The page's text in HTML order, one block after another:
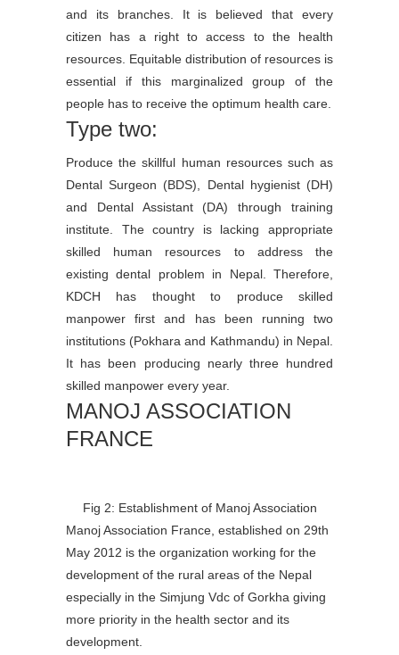
and its branches. It is believed that every
citizen has a right to access to the health
resources. Equitable distribution of resources is
essential if this marginalized group of the
people has to receive the optimum health care.
Type two:
Produce the skillful human resources such as
Dental Surgeon (BDS), Dental hygienist (DH)
and Dental Assistant (DA) through training
institute. The country is lacking appropriate
skilled human resources to address the
existing dental problem in Nepal. Therefore,
KDCH has thought to produce skilled
manpower first and has been running two
institutions (Pokhara and Kathmandu) in Nepal.
It has been producing nearly three hundred
skilled manpower every year.
MANOJ ASSOCIATION
FRANCE
Fig 2: Establishment of Manoj Association
Manoj Association France, established on 29th
May 2012 is the organization working for the
development of the rural areas of the Nepal
especially in the Simjung Vdc of Gorkha giving
more priority in the health sector and its
development.